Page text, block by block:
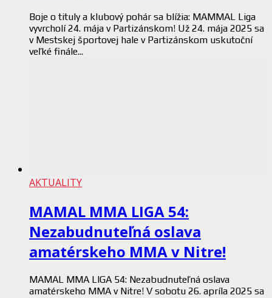
Boje o tituly a klubový pohár sa blížia: MAMMAL Liga
vyvrcholí 24. mája v Partizánskom! Už 24. mája 2025 sa
v Mestskej športovej hale v Partizánskom uskutoční
veľké finále...
AKTUALITY
MAMAL MMA LIGA 54:
Nezabudnuteľná oslava
amatérskeho MMA v Nitre!
MAMAL MMA LIGA 54: Nezabudnuteľná oslava
amatérskeho MMA v Nitre! V sobotu 26. apríla 2025 sa